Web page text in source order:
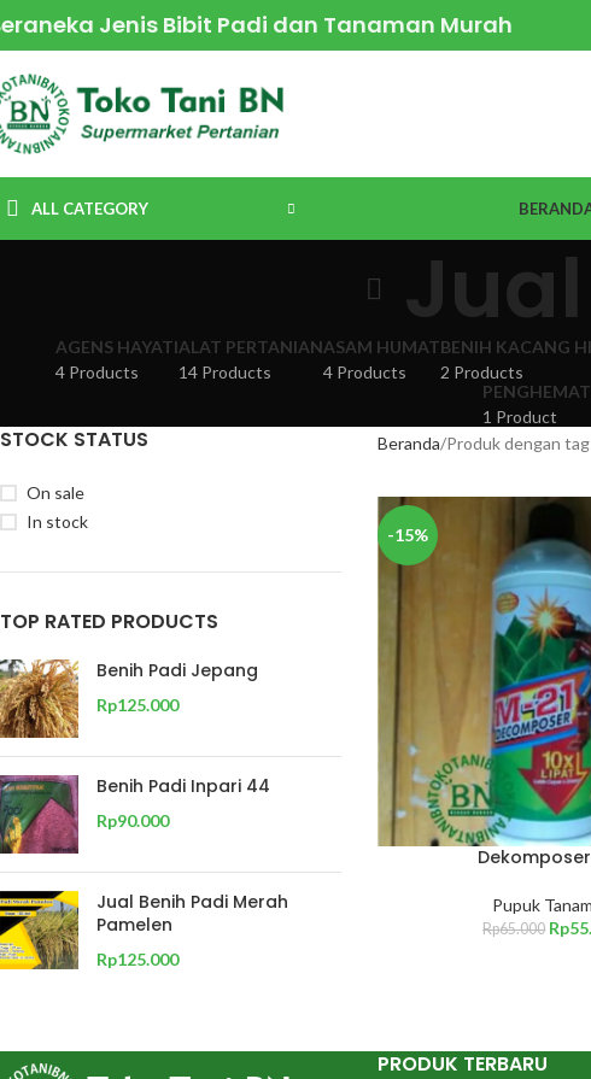
Jenis Bibit Padi dan Tanaman Murah
ALL CATEGORY
AGENS HAYATI
4 Products
ALAT PERTANIAN
14 Products
ASAM HUMAT
4 Products
BENIH KACANG
2 Products
1 Product
STOCK STATUS
On sale
In stock
TOP RATED PRODUCTS
Benih Padi Jepang
Rp125.000
Benih Padi Inpari 44
Rp90.000
Jual Benih Padi Merah
Pamelen
Rp125.000
Beranda Produk dengan tag
-15%
Dekomposer
Pupuk
Rp65.000 Rp
PRODUK TERBARU